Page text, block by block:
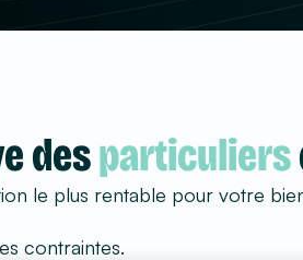
desparticuliers
le plus rentable pour votre
contraintes.